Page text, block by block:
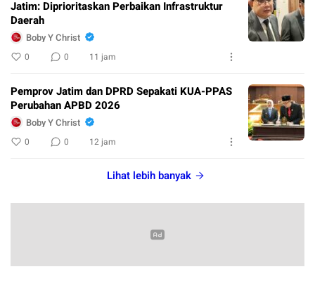
Jatim: Diprioritaskan Perbaikan Infrastruktur
Daerah
Boby Y Christ
0 0 11 jam
Pemprov Jatim dan DPRD Sepakati KUA-PPAS
Perubahan APBD 2026
Boby Y Christ
0 0 12 jam
Lihat lebih banyak